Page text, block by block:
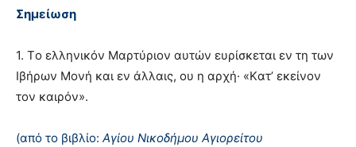
Σημείωση
1. Tο ελληνικόν Mαρτύριον αυτών ευρίσκεται εν τη των
Iβήρων Mονή και εν άλλαις, ου η αρχή· «Kατ’ εκείνον
τον καιρόν».
(από το βιβλίο: Αγίου Νικοδήμου Αγιορείτου